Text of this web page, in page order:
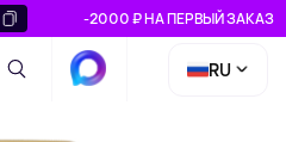
-2000 ₽ НА ПЕРВЫЙ ЗАКАЗ
RU